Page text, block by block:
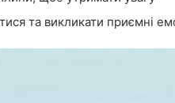
та викликати приємні